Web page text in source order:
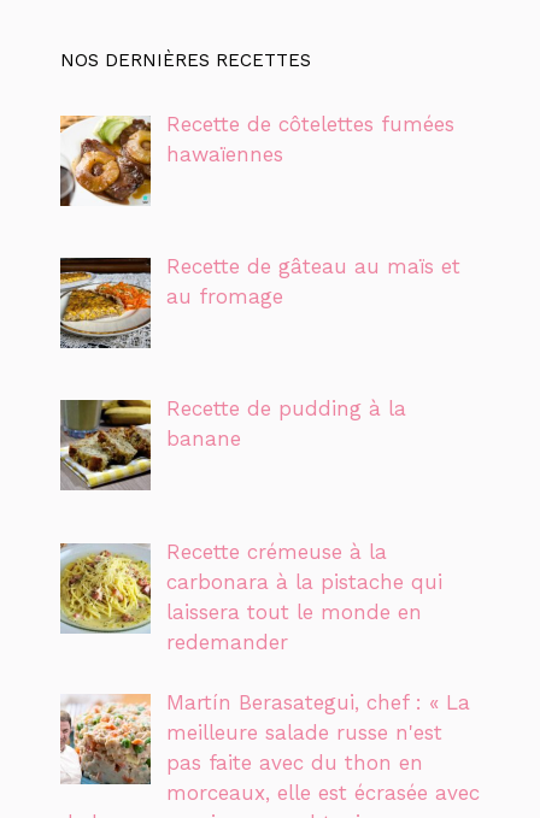
NOS DERNIÈRES RECETTES
Recette de côtelettes fumées
hawaïennes
Recette de gâteau au maïs et
au fromage
Recette de pudding à la
banane
Recette crémeuse à la
carbonara à la pistache qui
laissera tout le monde en
redemander
Martín Berasategui, chef : « La
meilleure salade russe n'est
pas faite avec du thon en
morceaux, elle est écrasée avec